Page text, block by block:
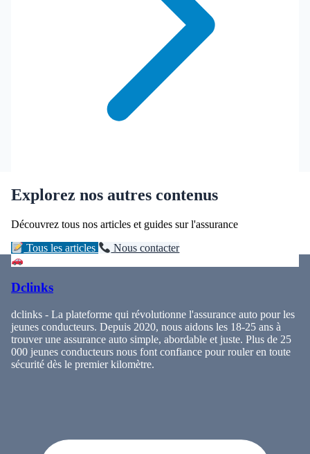
Explorez nos autres contenus
Découvrez tous nos articles et guides sur l'assurance
Tous les articles Nous contacter
Dclinks
dclinks - La plateforme qui révolutionne l'assurance auto pour les
jeunes conducteurs. Depuis 2020, nous aidons les 18-25 ans à
trouver une assurance auto simple, abordable et juste. Plus de 25
000 jeunes conducteurs nous font confiance pour rouler en toute
sécurité dès le premier kilomètre.